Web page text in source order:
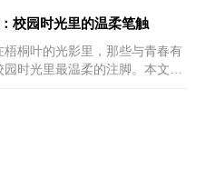
校园时光里的温柔笔触
桐叶的光影里，那些与青春有
时光里最温柔的注脚。本文用